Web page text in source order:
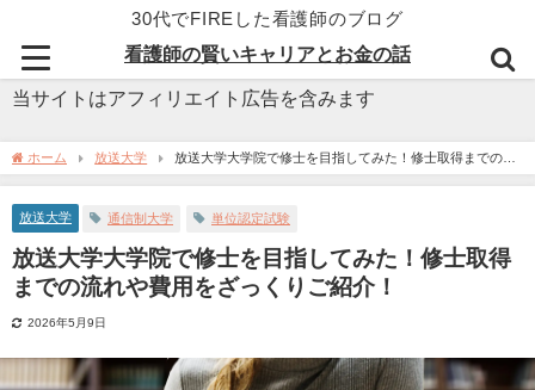
30代でFIREした看護師のブログ
看護師の賢いキャリアとお金の話
当サイトはアフィリエイト広告を含みます
ホーム 放送大学
放送大学大学院で修士を目指してみた！修士取得までの流
れや費用をざっくりご紹介！
放送大学 通信制大学 単位認定試験
放送大学大学院で修士を目指してみた！修士取得
までの流れや費用をざっくりご紹介！
2026年5月9日